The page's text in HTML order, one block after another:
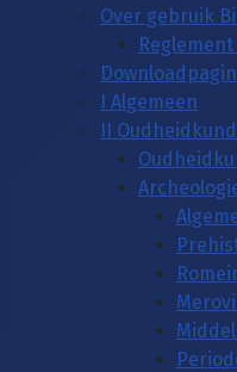
Over gebruik
I Algemeen
II